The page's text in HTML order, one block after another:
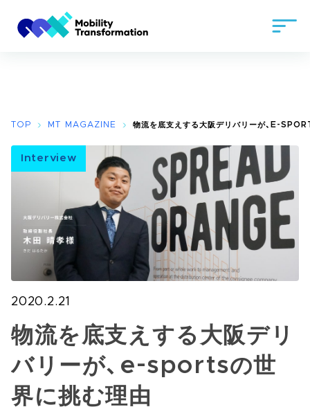
TOP MT MAGAZINE 物流を底支えする大阪デリバリーが、E-
Interview
2020.2.21
物流を底支えする大阪デリ
バリーが、e-sportsの世
界に挑む理由